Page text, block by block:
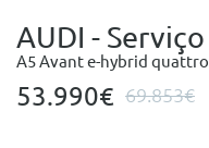
AUDI - Serviço
A5 Avant e-hybrid quattro
53.990€ 69.853€